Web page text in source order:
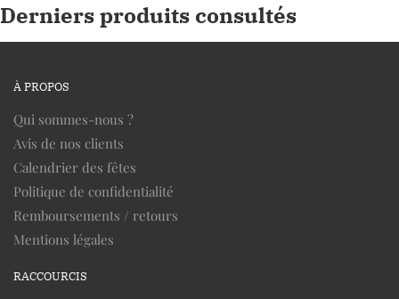
Derniers produits consultés
À PROPOS
Qui sommes-nous ?
Avis de nos clients
Calendrier des fêtes
Politique de confidentialité
Remboursements / retours
Mentions légales
RACCOURCIS